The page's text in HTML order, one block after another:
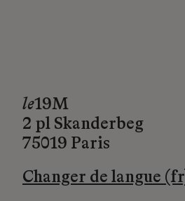
le19M
2 pl Skanderbeg
75019 Paris
Changer de langue